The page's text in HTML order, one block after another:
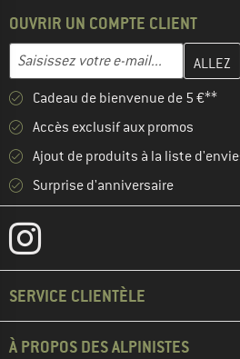
OUVRIR UN COMPTE CLIENT
Adresse e-mail
Entrez votre adresse e-mail ici et
Cadeau de bienvenue de 5 €**
Accès exclusif aux promos
Ajout de produits à la liste
Surprise d'anniversaire
SERVICE CLIENTÈLE
À PROPOS DES ALPINISTES